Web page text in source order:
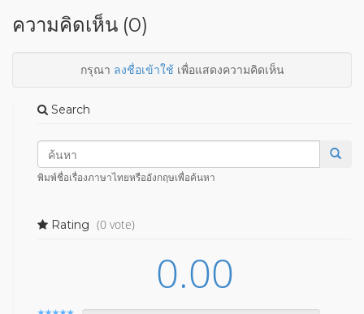
ความคิดเห็น (0)
กรุณา ลงชื่อเข้าใช้เพื่อแสดงความคิดเห็น
Search
พิมพ์ชื่อเรื่องภาษาไทยหรืออังกฤษเพื่อค้นหา
Rating (0 vote)
0.00